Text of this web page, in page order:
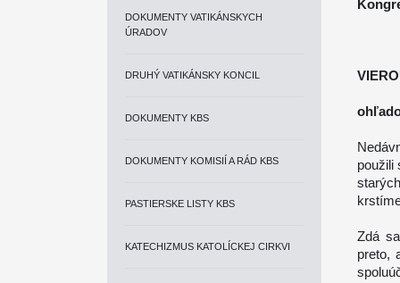
DOKUMENTY VATIKÁNSKYCH
ÚRADOV
DRUHÝ VATIKÁNSKY KONCIL
DOKUMENTY KBS
DOKUMENTY KOMISIÍ A RÁD KBS
PASTIERSKE LISTY KBS
KATECHIZMUS KATOLÍCKEJ CIRKVI
použili
Zdá
preto,